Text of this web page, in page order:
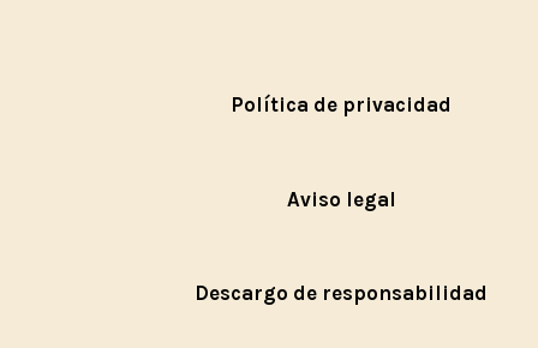
Política de privacidad
Aviso legal
Descargo de responsabilidad